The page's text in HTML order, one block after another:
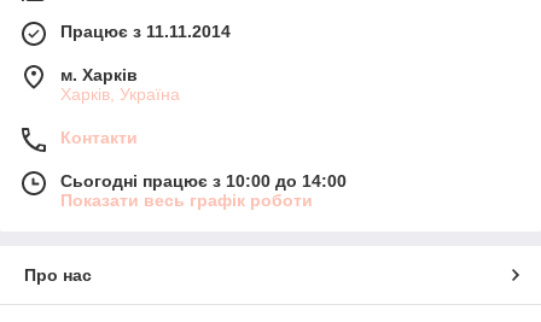
Працює з 11.11.2014
м. Харків
Харків, Україна
Контакти
Сьогодні працює з 10:00 до 14:00
Показати весь графік роботи
Про нас